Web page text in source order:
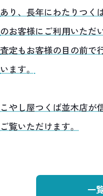
あり、長年にわたりつく
のお客様にご利用いただ
査定もお客様の目の前で
います。
こやし屋つくば並木店が
ご覧いただけます。
一